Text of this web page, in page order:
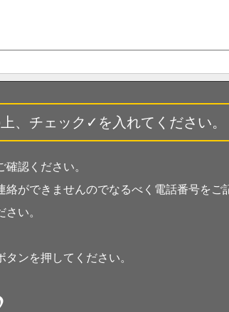
、チェック✓を入れてください。
確認ください。
ができませんのでなるべく電話番号をご
い。
ンを押してください。